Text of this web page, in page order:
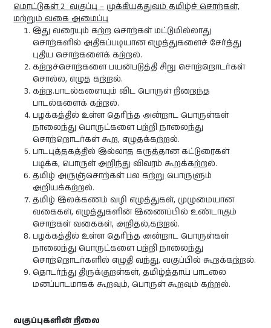
மொட்டுகள் 2 வகுப்பு – முக்கியத்துவம் தமிழ்ச் சொற்கள்,
மற்றும் வகை அமைப்பு
இது வரையும் கற்ற சொற்கள் மட்டுமில்லாது
சொற்களில் அதிகப்படியான எழுத்துகளைச் சேர்த்து
புதிய சொற்களைக் கற்றல்.
கற்றச்சொற்களை பயன்படுத்தி சிறு சொற்றொடர்கள்
சொல்ல, எழுத கற்றல்.
கற்ற.பாடல்களையும் விட பொருள் நிறைந்த
பாடல்களைக் கற்றல்.
பழக்கத்தில் உள்ள தெரிந்த அன்றாட பொருள்கள்
நாலைந்து பொருட்களை பற்றி நாலைந்து
சொற்றொடர்கள் கூற, எழுதக்கற்றல்.
பாடபுத்தகத்தில் இல்லாத கருத்தான கட்டுரைகள்
படிக்க, பொருள் அறிந்து விவரம் கூறக்கற்றல்.
தமிழ் அருஞ்சொற்கள் பல கற்று பொருளும்
அறியக்கற்றல்.
தமிழ் இலக்கணம் வழி எழுத்துகள், முழுமையான
வகைகள், எழுத்துகளின் இணைப்பில் உண்டாகும்
சொற்கள் வகைகள், அறிதல்,கற்றல்.
பழக்கத்தில் உள்ள தெரிந்த அன்றாட பொருள்கள்
நாலைந்து பொருட்களை பற்றி நாலைந்து
சொற்றொடர்களில் எழுதி வந்து, வகுப்பில் கூறக்கற்றல்.
தொடர்ந்து திருக்குறள்கள், தமிழ்த்தாய் பாடலை
மனப்பாடமாகக் கூறவும், பொருள் கூறவும் கற்றல்.
வகுப்புகளின் நிலை